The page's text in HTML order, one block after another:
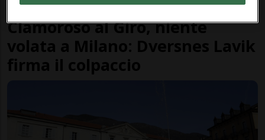
GIRO D'ITALIA 2 mesi
Clamoroso al Giro, niente
volata a Milano: Dversnes Lavik
firma il colpaccio